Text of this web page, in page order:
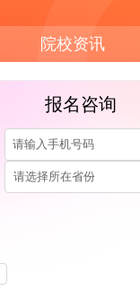
院校资讯
报名咨询
请选择所在省份